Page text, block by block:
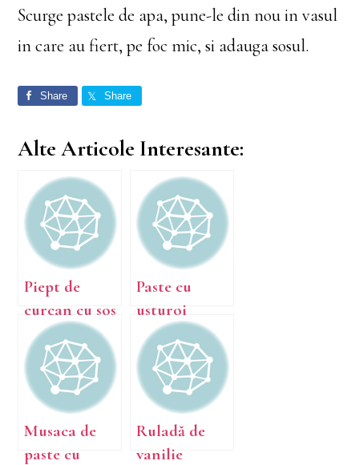
Scurge pastele de apa, pune-le din nou in vasul
in care au fiert, pe foc mic, si adauga sosul.
Share Share
Alte Articole Interesante:
Piept de
curcan cu sos
cu muștar și
tarhon
Paste cu
usturoi
Musaca de
paste cu
Ruladă de
vanilie